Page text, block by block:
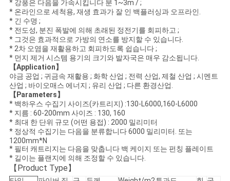
인
용
문
을
요
구
하
세
요
* 강풍은 다음을 가속시킵니다 분 1~3m / ;
* 온라인으로 세척용, 재생 효과가 잘 인 백플러싱과 오프라인.
* 긴 수명 ;
* 전도성, 분진 폭발에 의해 초래된 정전기를 회피하고 ;
* 그것은 효과적으로 가방의 연소를 방지할 수 있습니다.
* 2차 오염을 재활용하고 회피하도록 쉽습니다 ;
* 먼지 제거 시스템 용기의 크기와 발자국은 매우 감소됩니다.
【Application】
야금 공업 ; 귀금속 재활용 ; 화학 산업 ; 전력 산업, 제철 산업 ; 시멘트
산업 ; 바이오매스 에너지 ; 유리 산업 ; 다른 환경산업.
【Parameters】
* 백하우스 수집기 사이즈(카트리지) :130-L6000,160-L6000
* 지름 : 60-200mm 사이즈 : 130, 160
* 최대 한 단위 규모 (어떤 용접) : 2000 밀리미터
* 정상적 수집기는 다음을 분류합니다 6000 밀리미터. 또는
1200mm*N
* 필터 캐트리지는 다음을 맞춥니다 백 케이지 또는 펀칭 플레이트
* 길이는 플랜지에 의해 조정할 수 있습니다.
【Product Type】